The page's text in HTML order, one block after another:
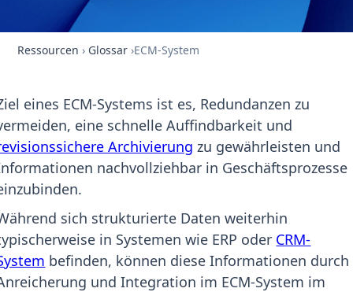
Ressourcen › Glossar ›ECM-System
eines ECM-Systems ist es, Redundanzen zu
eine schnelle Auffindbarkeit und
Archivierung zu gewährleisten und
nachvollziehbar in Geschäftsprozesse
sich strukturierte Daten weiterhin
in Systemen wie ERP oder CRM-
befinden, können diese Informationen durch
und Integration im ECM-System im